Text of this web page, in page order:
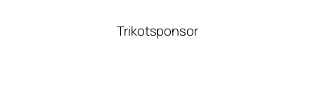
Trikotsponsor